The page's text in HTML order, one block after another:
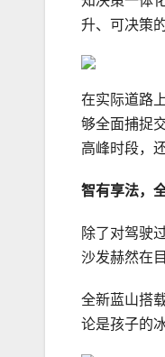
升、可决策
在实际道路
够全面捕捉
高峰时段，
智有享法，
除了对驾驶
沙发赫然在
全新蓝山搭
论是孩子的